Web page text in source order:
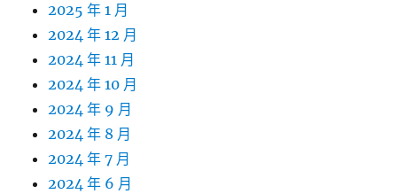
2025 年 1 月
2024 年 12 月
2024 年 11 月
2024 年 10 月
2024 年 9 月
2024 年 8 月
2024 年 7 月
2024 年 6 月